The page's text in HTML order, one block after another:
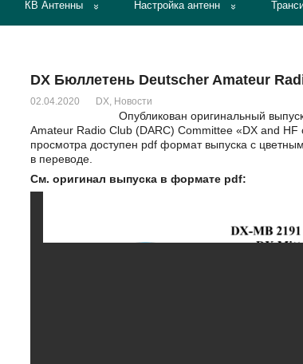
КВ Антенны Настройка антенн
DX Бюллетень Deutscher Amateur
02.04.2020 DX, Новости
Опубликован оригинальный
Amateur Radio Club (DARC) Committee «DX and
просмотра доступен pdf формат выпуска с
в переводе.
См. оригинал выпуска в формате pdf: